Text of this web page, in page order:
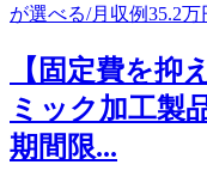
【固定費を抑
ミック加工製
期間限...